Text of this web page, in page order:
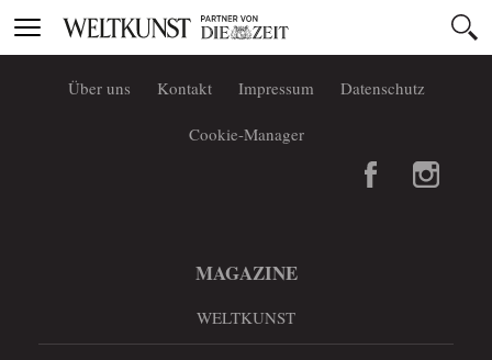
Toggle
navigation
Über uns Kontakt Impressum Datenschutz
Cookie-Manager
MAGAZINE
WELTKUNST